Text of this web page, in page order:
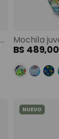
Estuche escolar termoformada para niña storm trooper imperial blanco color: blanco talla: m
BS 489,00
NUEVO